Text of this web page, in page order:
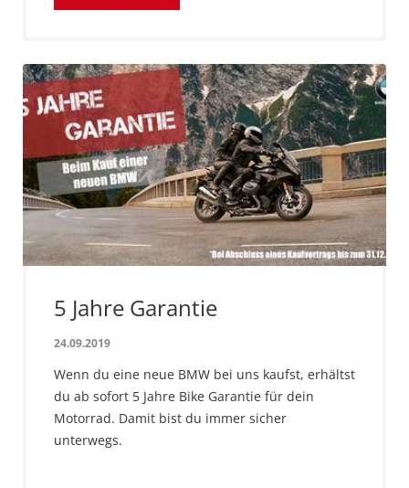
5 Jahre Garantie
24.09.2019
Wenn du eine neue BMW bei uns kaufst, erhältst
du ab sofort 5 Jahre Bike Garantie für dein
Motorrad. Damit bist du immer sicher
unterwegs.